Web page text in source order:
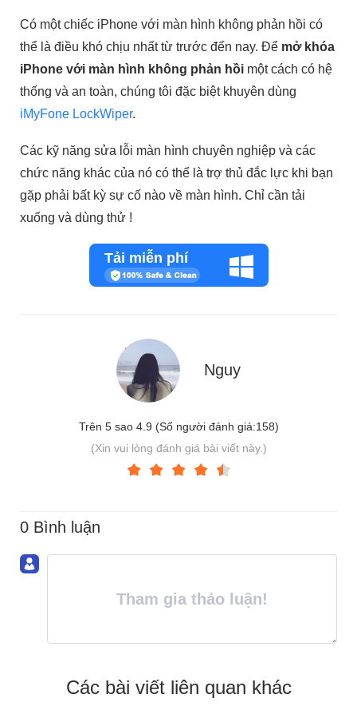
Có một chiếc iPhone với màn hình không phản hồi có
thể là điều khó chịu nhất từ trước đến nay. Để mở khóa
iPhone với màn hình không phản hồi một cách có hệ
thống và an toàn, chúng tôi đặc biệt khuyên dùng
iMyFone LockWiper.
Các kỹ năng sửa lỗi màn hình chuyên nghiệp và các
chức năng khác của nó có thể là trợ thủ đắc lực khi bạn
gặp phải bất kỳ sự cố nào về màn hình. Chỉ cần tải
xuống và dùng thử !
Tải miễn phí
Nguy
Trên 5 sao 4.9 (Số người đánh giá:158)
(Xin vui lòng đánh giá bài viết này.)
0 Bình luận
Tham gia thảo luận!
Các bài viết liên quan khác